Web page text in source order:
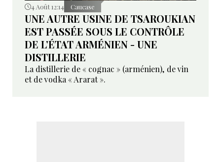
4 Août 12:14 Caucase
UNE AUTRE USINE DE TSAROUKIAN
EST PASSÉE SOUS LE CONTRÔLE
DE L’ÉTAT ARMÉNIEN - UNE
DISTILLERIE
La distillerie de « cognac » (arménien), de vin
et de vodka « Ararat ».